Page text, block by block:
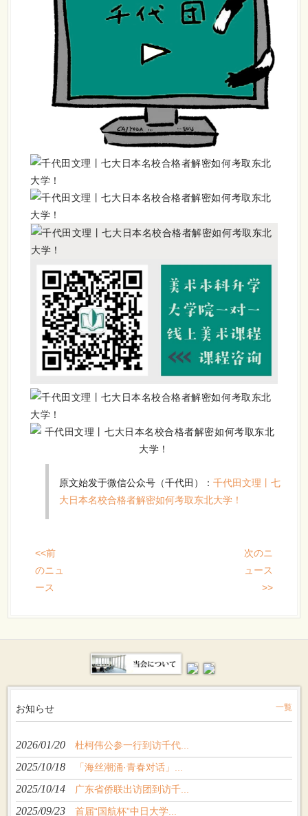
原文始发于微信公众号（千代田）：千代田文理丨七
大日本名校合格者解密如何考取东北大学！
<<前
のニュ
ース
次のニ
ュース
>>
お知らせ 一覧
2026/01/20 杜柯伟公参一行到访千代...
2025/10/18 「海丝潮涌·青春对话」...
2025/10/14 广东省侨联出访团到访千...
2025/09/23 首届“国航杯”中日大学...